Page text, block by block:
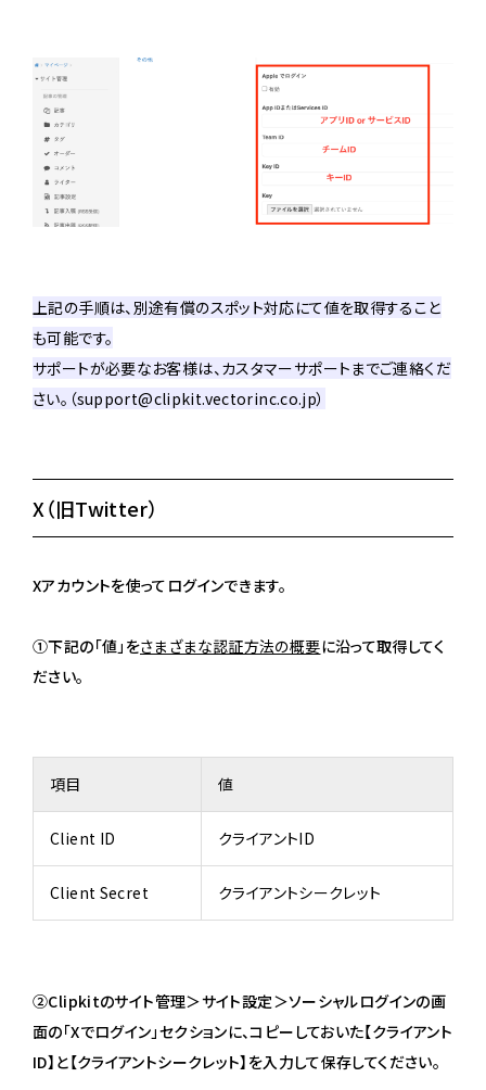
上記の手順は、別途有償のスポット対応にて値を取得すること
も可能です。
サポートが必要なお客様は、カスタマーサポートまでご連絡くだ
さい。（support@clipkit.vectorinc.co.jp）
X（旧Twitter）
Xアカウントを使ってログインできます。
①下記の「値」をさまざまな認証方法の概要に沿って取得してく
ださい。
項目 値
Client ID クライアントID
Client Secret クライアントシークレット
②Clipkitのサイト管理＞サイト設定＞ソーシャルログインの画
面の「Xでログイン」セクションに、コピーしておいた【クライアント
ID】と【クライアントシークレット】を入力して保存してください。